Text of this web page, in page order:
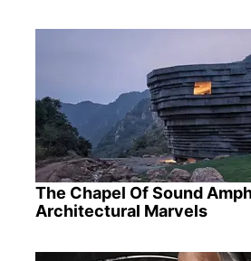
The Chapel Of Sound
Architectural Marvels